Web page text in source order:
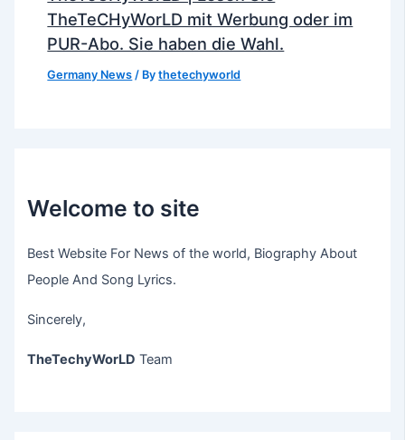
TheTeCHyWorLD mit Werbung oder im
PUR-Abo. Sie haben die Wahl.
Germany News / Bythetechyworld
Welcome to site
Best Website For News of the world, Biography About
People And Song Lyrics.
Sincerely,
TheTechyWorLD Team